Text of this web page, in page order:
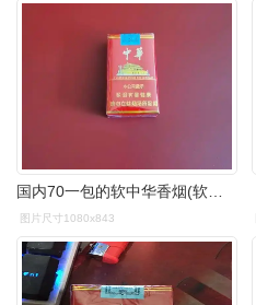
图片尺寸1080x843